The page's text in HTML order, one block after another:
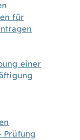
für
einer
Prüfung